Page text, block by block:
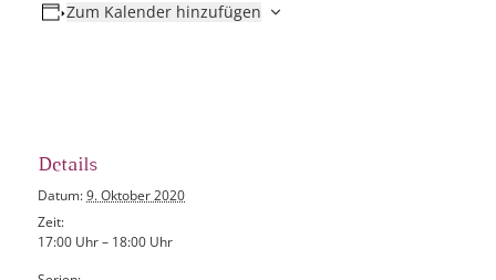
Zum Kalender hinzufügen
Details
Datum: 9. Oktober 2020
Zeit:
17:00 Uhr – 18:00 Uhr